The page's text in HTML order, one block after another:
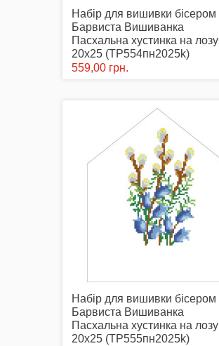
Набір для вишивки бісером
Барвиста Вишиванка
Пасхальна хустинка на лозу
20х25 (ТР554пн2025k)
559,00 грн.
Набір для вишивки бісером
Барвиста Вишиванка
Пасхальна хустинка на лозу
20х25 (ТР555пн2025k)